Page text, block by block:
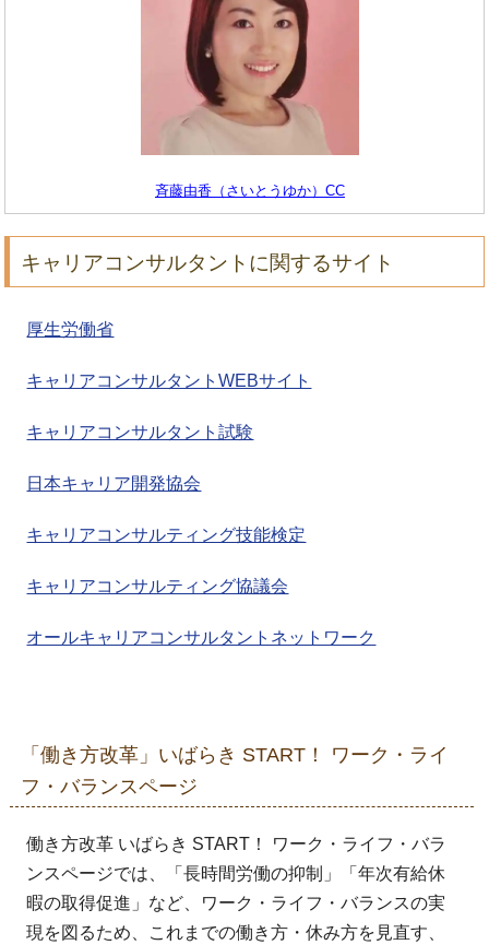
斉藤由香（さいとうゆか）CC
キャリアコンサルタントに関するサイト
厚生労働省
キャリアコンサルタントWEBサイト
キャリアコンサルタント試験
日本キャリア開発協会
キャリアコンサルティング技能検定
キャリアコンサルティング協議会
オールキャリアコンサルタントネットワーク
「働き方改革」いばらき START！ ワーク・ライ
フ・バランスページ
働き方改革 いばらき START！ ワーク・ライフ・バラ
ンスページでは、「長時間労働の抑制」「年次有給休
暇の取得促進」など、ワーク・ライフ・バランスの実
現を図るため、これまでの働き方・休み方を見直す、